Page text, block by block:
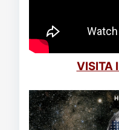
VISITA